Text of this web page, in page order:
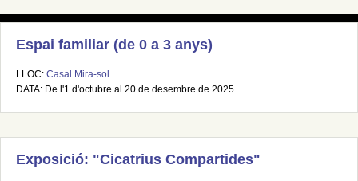
Espai familiar (de 0 a 3 anys)
LLOC: Casal Mira-sol
DATA: De l'1 d'octubre al 20 de desembre de 2025
Exposició: "Cicatrius Compartides"